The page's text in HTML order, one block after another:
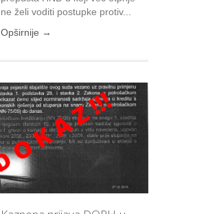
ne želi voditi postupke protiv...
Opširnije →